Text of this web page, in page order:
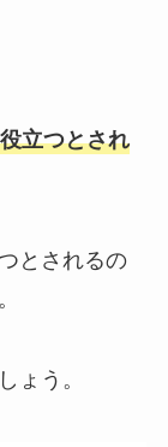
立つとされ
とされるの
ょう。